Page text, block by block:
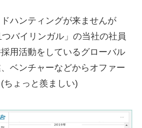
ハンティングが来ませんが
バイリンガル」の当社の社員
用活動をしているグローバル
ベンチャーなどからオファー
ちょっと羨ましい)